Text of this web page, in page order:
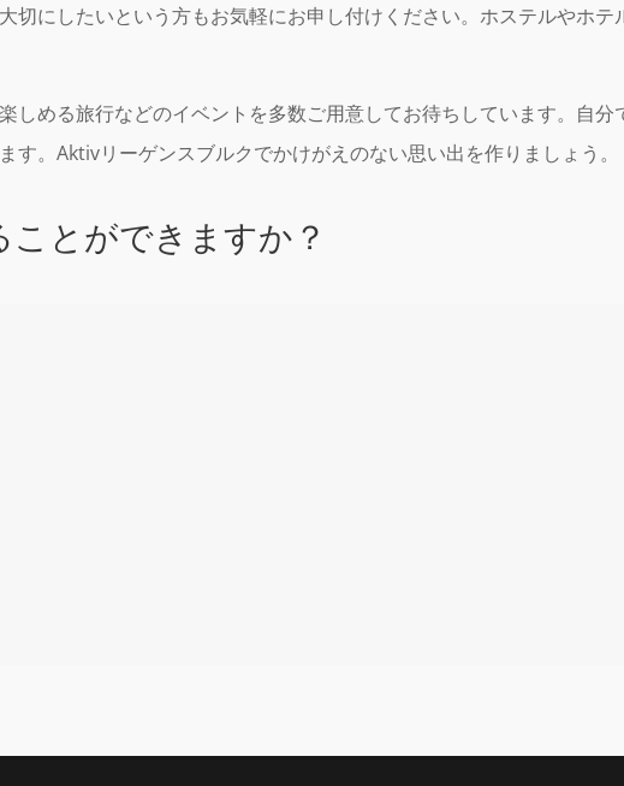
切にしたいという方もお気軽にお申し付けください。ホステルやホ
しめる旅行などのイベントを多数ご用意してお待ちしています。自
す。Aktivリーゲンスブルクでかけがえのない思い出を作りましょう。
とができますか？